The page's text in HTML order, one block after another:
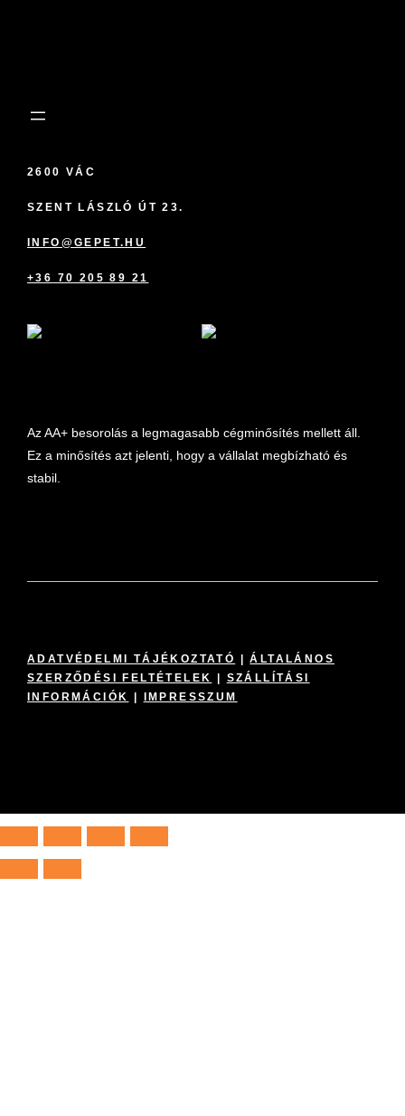
2600 VÁC
SZENT LÁSZLÓ ÚT 23.
INFO@GEPET.HU
+36 70 205 89 21
Az AA+ besorolás a legmagasabb cégminősítés mellett áll.
Ez a minősítés azt jelenti, hogy a vállalat megbízható és
stabil.
ADATVÉDELMI TÁJÉKOZTATÓ |ÁLTALÁNOS
SZERZŐDÉSI FELTÉTELEK
| SZÁLLÍTÁSI
INFORMÁCIÓK
| IMPRESSZUM